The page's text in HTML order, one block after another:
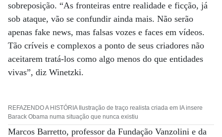
sobreposição. “As fronteiras entre realidade e ficção, já
sob ataque, vão se confundir ainda mais. Não serão
apenas fake news, mas falsas vozes e faces em vídeos.
Tão críveis e complexos a ponto de seus criadores não
aceitarem tratá-los como algo menos do que entidades
vivas”, diz Winetzki.
REFAZENDO A HISTÓRIA Ilustração de traço realista criada em IA insere
Barack Obama numa situação que nunca existiu
Marcos Barretto, professor da Fundação Vanzolini e da